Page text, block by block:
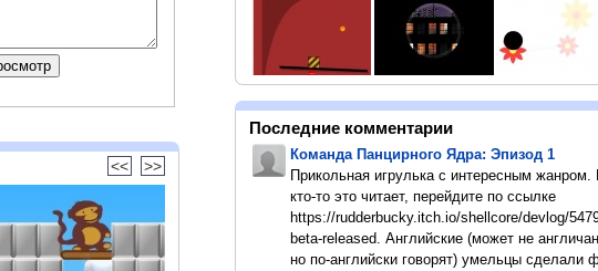
<< >>
Последние комментарии
Команда Панцирного Ядра: Эпизод 1
Прикольная игрулька с интересным жанром.
кто-то это читает, перейдите по ссылке
https://rudderbucky.itch.io/shellcore/devlog/
beta-released. Английские (может не
но по-английски говорят) умельцы сделали